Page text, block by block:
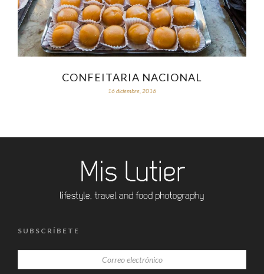
CONFEITARIA NACIONAL
16 diciembre, 2016
SUBSCRÍBETE